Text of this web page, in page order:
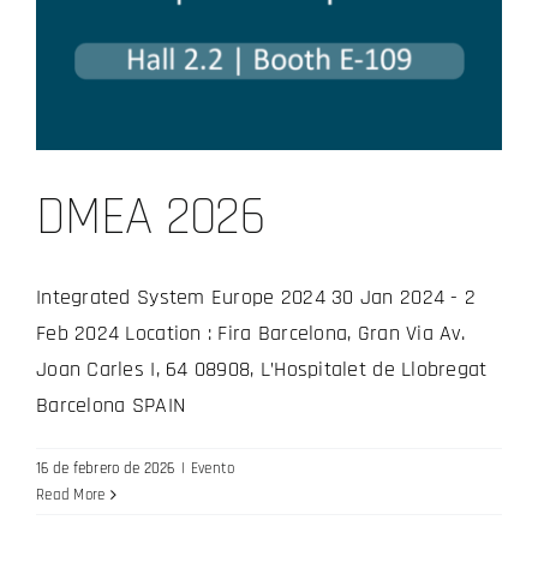
DMEA 2026
Integrated System Europe 2024 30 Jan 2024 - 2
Feb 2024 Location : Fira Barcelona, Gran Via Av.
Joan Carles I, 64 08908, L’Hospitalet de Llobregat
Barcelona SPAIN
16 de febrero de 2026 | Evento
Read More